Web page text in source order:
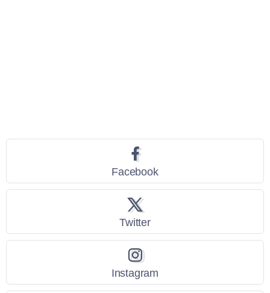
Facebook
Twitter
Instagram